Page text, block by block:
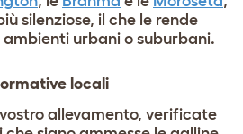
silenziose, il che le rende
ambienti urbani o suburbani.
locali
allevamento, verificate